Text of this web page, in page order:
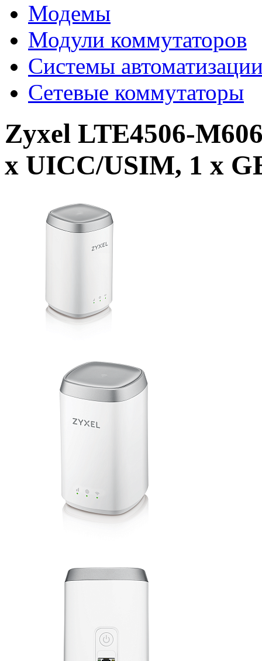
Модемы
Модули коммутаторов
Системы
Сетевые коммутаторы
Zyxel LTE4506-
x UICC/USIM, 1 x